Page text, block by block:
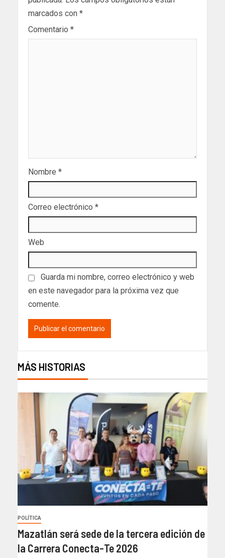
marcados con *
Comentario *
Nombre *
Correo electrónico *
Web
Guarda mi nombre, correo electrónico y web
en este navegador para la próxima vez que
comente.
MÁS HISTORIAS
POLÍTICA
Mazatlán será sede de la tercera edición de
la Carrera Conecta-Te 2026